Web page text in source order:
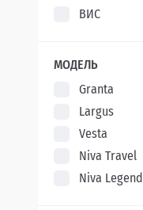
ВИС
XCITE
МОДЕЛЬ
Granta
Largus
Vesta
Niva Travel
Niva Legend